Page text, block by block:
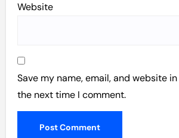
Website
Save my name, email, and website
the next time I comment.